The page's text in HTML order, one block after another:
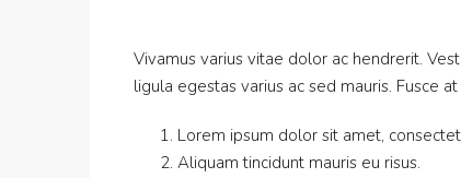
Vivamus varius vitae dolor ac hendrerit.
ligula egestas varius ac sed mauris. Fusce
Lorem ipsum dolor sit amet,
Aliquam tincidunt mauris eu risus.